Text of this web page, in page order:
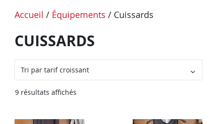
Accueil / Équipements / Cuissards
CUISSARDS
9 résultats affichés